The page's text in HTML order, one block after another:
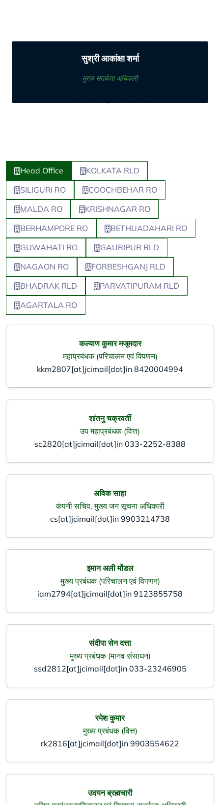
सुश्री आकांक्षा शर्मा
मुख्य सतर्कता अधिकारी
Head Office
KOLKATA RLD
SILIGURI RO
COOCHBEHAR RO
MALDA RO
KRISHNAGAR RO
BERHAMPORE RO
BETHUADAHARI RO
GUWAHATI RO
GAURIPUR RLD
NAGAON RO
FORBESHGANJ RLD
BHADRAK RLD
PARVATIPURAM RLD
AGARTALA RO
कल्याण कुमार मजूमदार
महाप्रबंधक (परिचालन एवं विपणन)
kkm2807[at]jcimail[dot]in 8420004994
शांतनु चक्रवर्ती
उप महाप्रबंधक (वित्त)
sc2820[at]jcimail[dot]in 033-2252-8388
अविक साहा
कंपनी सचिव, मुख्य जन सूचना अधिकारी
cs[at]jcimail[dot]in 9903214738
इमान अली मोंडल
मुख्य प्रबंधक (परिचालन एवं विपणन)
iam2794[at]jcimail[dot]in 9123855758
संदीपा सेन दत्ता
मुख्य प्रबंधक (मानव संसाधन)
ssd2812[at]jcimail[dot]in 033-23246905
रमेश कुमार
मुख्य प्रबंधक (वित्त)
rk2816[at]jcimail[dot]in 9903554622
उदयन ब्रह्मचारी